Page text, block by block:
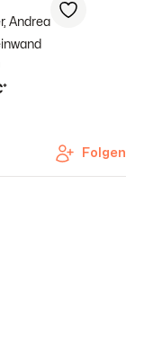
Andrea
Folgen